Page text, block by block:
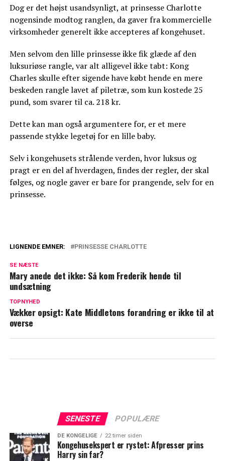
Dog er det højst usandsynligt, at prinsesse Charlotte
nogensinde modtog ranglen, da gaver fra kommercielle
virksomheder generelt ikke accepteres af kongehuset.
Men selvom den lille prinsesse ikke fik glæde af den
luksuriøse rangle, var alt alligevel ikke tabt: Kong
Charles skulle efter sigende have købt hende en mere
beskeden rangle lavet af piletræ, som kun kostede 25
pund, som svarer til ca. 218 kr.
Dette kan man også argumentere for, er et mere
passende stykke legetøj for en lille baby.
Selv i kongehusets strålende verden, hvor luksus og
pragt er en del af hverdagen, findes der regler, der skal
følges, og nogle gaver er bare for prangende, selv for en
prinsesse.
prinsesse Charlotte begyndte at græde
Den royale julefrokost nærmer sig:
med ved bordet
LIGNENDE EMNER: PRINSESSE CHARLOTTE
SE NÆSTE
Mary anede det ikke: Så kom Frederik hende til
undsætning
TOPNYHED
Vækker opsigt: Kate Middletons forandring er ikke til at
overse
SENESTE POPULÆRE
DE KONGELIGE 22 timer siden
Kongehusekspert er rystet: Afpresser prins
Harry sin far?